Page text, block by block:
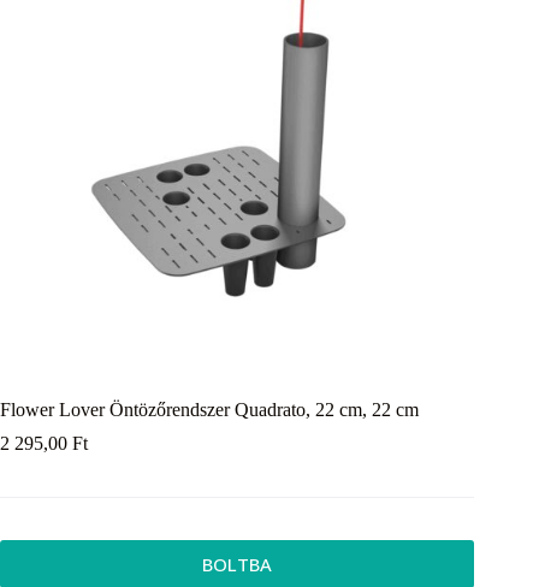
Flower Lover Öntözőrendszer Quadrato, 22 cm, 22 cm
2 295,00 Ft
BOLTBA